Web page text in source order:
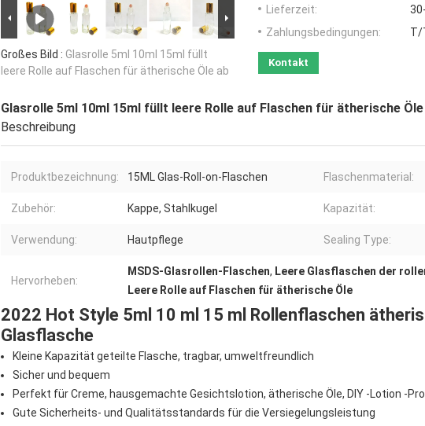
Großes Bild : Glasrolle 5ml 10ml 15ml füllt
leere Rolle auf Flaschen für ätherische Öle ab
Lieferzeit:
Zahlungsbedingungen:
T/
Kontakt
Glasrolle 5ml 10ml 15ml füllt leere Rolle auf Flaschen für ätherische
Beschreibung
Produktbezeichnung: 15ML Glas-Roll-on-Flaschen Flaschenmaterial:
Zubehör: Kappe, Stahlkugel Kapazität:
Verwendung: Hautpflege Sealing Type:
Hervorheben:
MSDS-Glasrollen-Flaschen, Leere Glasflaschen der
Leere Rolle auf Flaschen für ätherische Öle
2022 Hot Style 5ml 10 ml 15 ml Rollenflaschen
Glasflasche
Kleine Kapazität geteilte Flasche, tragbar, umweltfreundlich
Sicher und bequem
Perfekt für Creme, hausgemachte Gesichtslotion, ätherische Öle, DIY -Lotion -
Gute Sicherheits- und Qualitätsstandards für die Versiegelungsleistung